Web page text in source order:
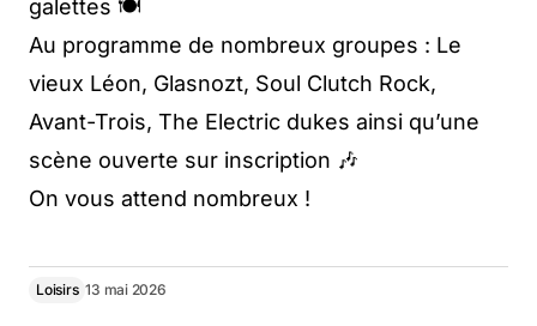
galettes 🍽️
Au programme de nombreux groupes : Le
vieux Léon, Glasnozt, Soul Clutch Rock,
Avant-Trois, The Electric dukes ainsi qu’une
scène ouverte sur inscription 🎶
On vous attend nombreux !
Loisirs 13 mai 2026